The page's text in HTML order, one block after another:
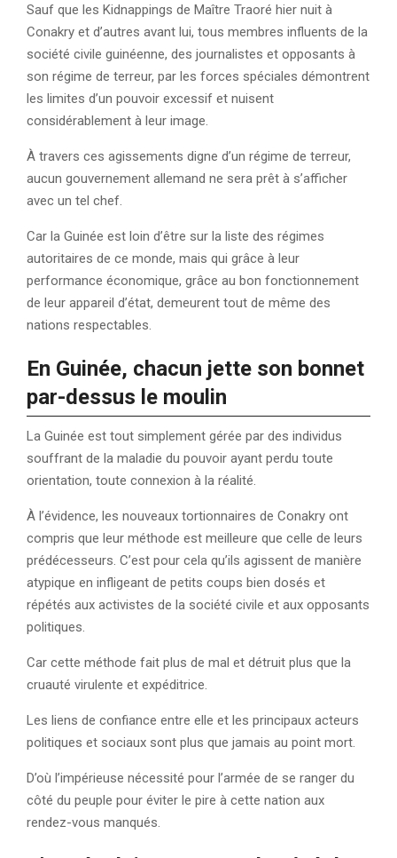
Sauf que les Kidnappings de Maître Traoré hier nuit à
Conakry et d’autres avant lui, tous membres influents de la
société civile guinéenne, des journalistes et opposants à
son régime de terreur, par les forces spéciales démontrent
les limites d’un pouvoir excessif et nuisent
considérablement à leur image.
À travers ces agissements digne d’un régime de terreur,
aucun gouvernement allemand ne sera prêt à s’afficher
avec un tel chef.
Car la Guinée est loin d’être sur la liste des régimes
autoritaires de ce monde, mais qui grâce à leur
performance économique, grâce au bon fonctionnement
de leur appareil d’état, demeurent tout de même des
nations respectables.
En Guinée, chacun jette son bonnet
par-dessus le moulin
La Guinée est tout simplement gérée par des individus
souffrant de la maladie du pouvoir ayant perdu toute
orientation, toute connexion à la réalité.
À l’évidence, les nouveaux tortionnaires de Conakry ont
compris que leur méthode est meilleure que celle de leurs
prédécesseurs. C’est pour cela qu’ils agissent de manière
atypique en infligeant de petits coups bien dosés et
répétés aux activistes de la société civile et aux opposants
politiques.
Car cette méthode fait plus de mal et détruit plus que la
cruauté virulente et expéditrice.
Les liens de confiance entre elle et les principaux acteurs
politiques et sociaux sont plus que jamais au point mort.
D’où l’impérieuse nécessité pour l’armée de se ranger du
côté du peuple pour éviter le pire à cette nation aux
rendez-vous manqués.